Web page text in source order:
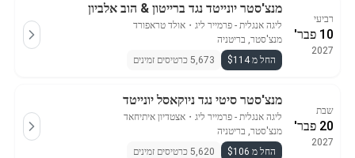
רביעי
10 פבר'
2027
מנצ'סטר יונייטד נגד ברייטון & הוב אלביון
ליגה אנגלית - פרמייר ליג ・ אולד טראפורד
מנצ'סטר, בריטניה
החל מ $114
5,673 כרטיסים זמינים
שבת
20 פבר'
2027
מנצ'סטר סיטי נגד ניוקאסל יונייטד
ליגה אנגלית - פרמייר ליג ・ אצטדיון איתיחאד
מנצ'סטר, בריטניה
החל מ $106
5,620 כרטיסים זמינים